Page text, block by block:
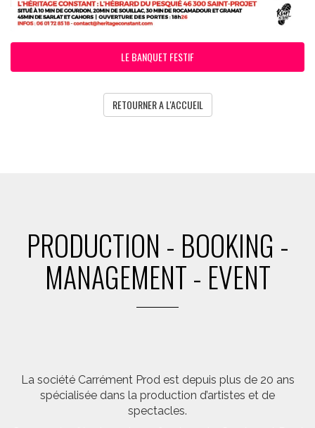
LE BANQUET FESTIF
RETOURNER A L'ACCUEIL
PRODUCTION - BOOKING -
MANAGEMENT - EVENT
La société Carrément Prod est depuis plus de 20 ans
spécialisée dans la production d’artistes et de
spectacles.